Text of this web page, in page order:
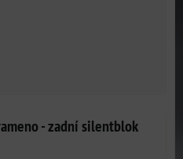
- zadní silentblok